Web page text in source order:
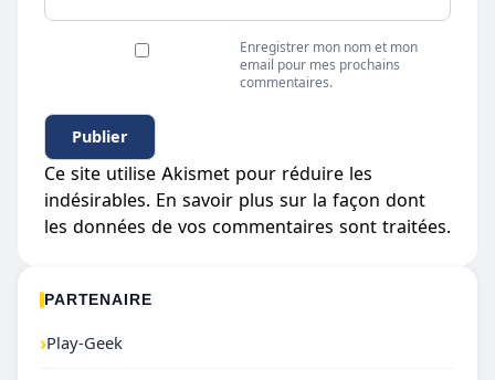
Enregistrer mon nom et mon
email pour mes prochains
commentaires.
Ce site utilise Akismet pour réduire les
indésirables. En savoir plus sur la façon dont
les données de vos commentaires sont traitées.
PARTENAIRE
›Play-Geek